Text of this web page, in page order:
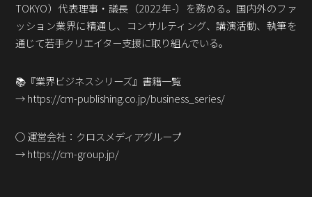
TOKYO）代表理事・議長（2022年-）を務める。国内外のファ
ッション業界に精通し、コンサルティング、講演活動、執筆を
通じて若手クリエイター支援に取り組んでいる。
📚『業界ビジネスシリーズ』書籍一覧
→ https://cm-publishing.co.jp/business_series/
○ 運営会社：クロスメディアグループ
→ https://cm-group.jp/